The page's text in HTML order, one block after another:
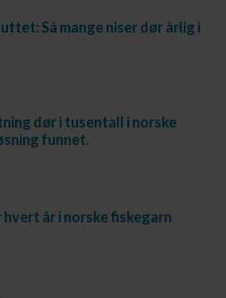
Så mange niser dør årlig i
dør i tusentall i norske
funnet.
år i norske fiskegarn